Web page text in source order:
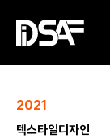
2021
텍스타일디자인